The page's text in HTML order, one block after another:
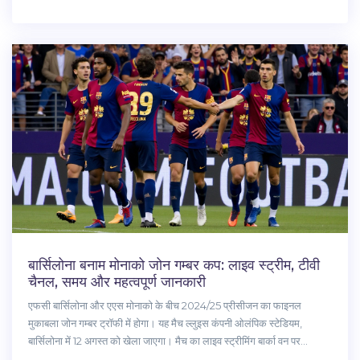
बार्सिलोना बनाम मोनाको जोन गम्बर कप: लाइव स्ट्रीम, टीवी
चैनल, समय और महत्वपूर्ण जानकारी
एफसी बार्सिलोना और एएस मोनाको के बीच 2024/25 प्रीसीजन का फाइनल
मुकाबला जोन गम्बर ट्रॉफी में होगा। यह मैच ल्लुइस कंपनी ओलंपिक स्टेडियम,
बार्सिलोना में 12 अगस्त को खेला जाएगा। मैच का लाइव स्ट्रीमिंग बार्का वन पर